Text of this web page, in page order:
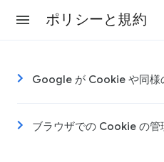
ポリシーと規約
Google が Cookie や同様
ブラウザでの Cookie の管